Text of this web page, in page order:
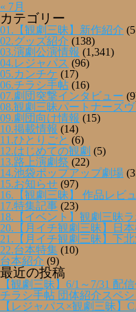
« 7月
カテゴリー
01.【観劇三昧】新作紹介
02.グッズ紹介 (138)
03.演劇公演情報 (1,341)
04.レジャパス (96)
05.カンチケ (17)
06.チラシ手帖 (16)
07.劇団突撃インタビュー
08.観劇三昧パートナーズヴ
09.劇団向け情報 (15)
10.掲載情報 (14)
11.ひとりごと (6)
12.はじめての観劇 (5)
13.路上演劇祭 (22)
14.池袋ポップアップ劇場
15.お知らせ (97)
16.【観劇三昧】 作品レビ
17.特集記事 (23)
18.【イベント】観劇三昧
20.【月イチ観劇三昧】日
21.【月イチ観劇三昧】下
22.台本特集 (10)
台本紹介 (9)
最近の投稿
【観劇三昧】6/1～7/31 配
チラシ手帖 団体紹介スペ
【レジャパス×観劇三昧】